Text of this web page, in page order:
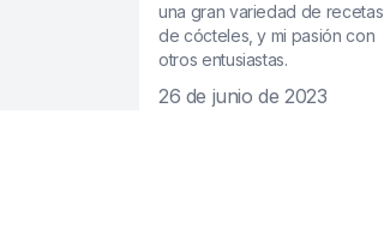
una gran variedad de recetas
de cócteles, y mi pasión con
otros entusiastas.
26 de junio de 2023